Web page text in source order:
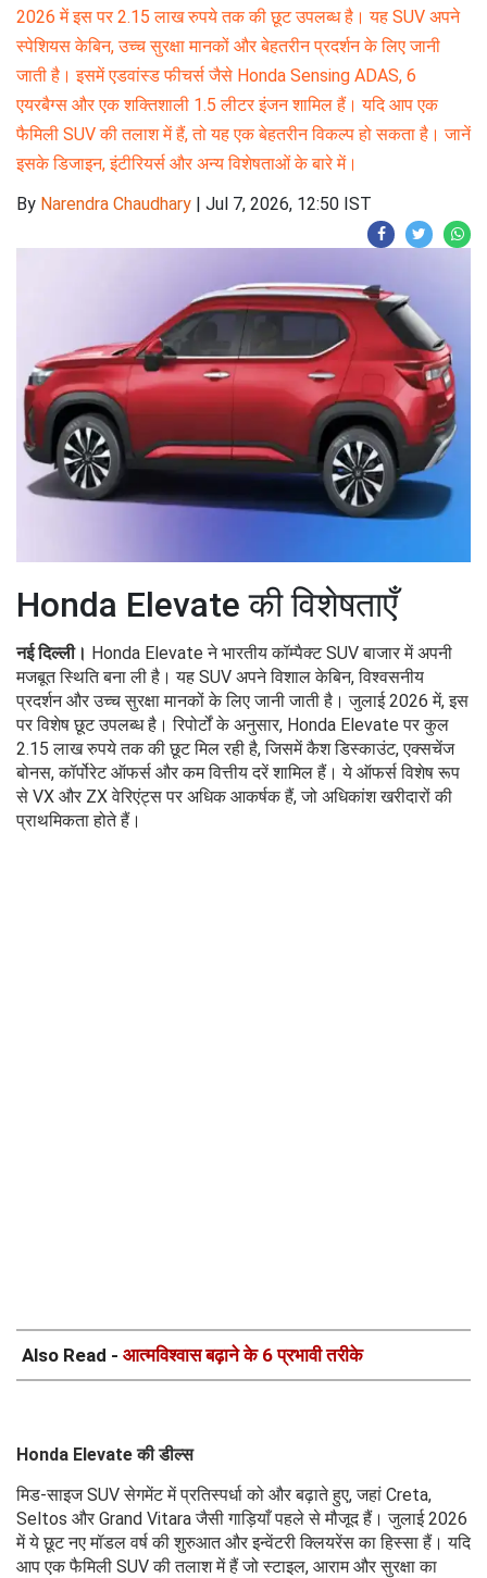
2026 में इस पर 2.15 लाख रुपये तक की छूट उपलब्ध है। यह SUV अपने
स्पेशियस केबिन, उच्च सुरक्षा मानकों और बेहतरीन प्रदर्शन के लिए जानी
जाती है। इसमें एडवांस्ड फीचर्स जैसे Honda Sensing ADAS, 6
एयरबैग्स और एक शक्तिशाली 1.5 लीटर इंजन शामिल हैं। यदि आप एक
फैमिली SUV की तलाश में हैं, तो यह एक बेहतरीन विकल्प हो सकता है। जानें
इसके डिजाइन, इंटीरियर्स और अन्य विशेषताओं के बारे में।
By Narendra Chaudhary | Jul 7, 2026, 12:50 IST
Honda Elevate की विशेषताएँ
नई दिल्ली। Honda Elevate ने भारतीय कॉम्पैक्ट SUV बाजार में अपनी
मजबूत स्थिति बना ली है। यह SUV अपने विशाल केबिन, विश्वसनीय
प्रदर्शन और उच्च सुरक्षा मानकों के लिए जानी जाती है। जुलाई 2026 में, इस
पर विशेष छूट उपलब्ध है। रिपोर्टों के अनुसार, Honda Elevate पर कुल
2.15 लाख रुपये तक की छूट मिल रही है, जिसमें कैश डिस्काउंट, एक्सचेंज
बोनस, कॉर्पोरेट ऑफर्स और कम वित्तीय दरें शामिल हैं। ये ऑफर्स विशेष रूप
से VX और ZX वेरिएंट्स पर अधिक आकर्षक हैं, जो अधिकांश खरीदारों की
प्राथमिकता होते हैं।
Also Read - आत्मविश्वास बढ़ाने के 6 प्रभावी तरीके
Honda Elevate की डील्स
मिड-साइज SUV सेगमेंट में प्रतिस्पर्धा को और बढ़ाते हुए, जहां Creta,
Seltos और Grand Vitara जैसी गाड़ियाँ पहले से मौजूद हैं। जुलाई 2026
में ये छूट नए मॉडल वर्ष की शुरुआत और इन्वेंटरी क्लियरेंस का हिस्सा हैं। यदि
आप एक फैमिली SUV की तलाश में हैं जो स्टाइल, आराम और सुरक्षा का